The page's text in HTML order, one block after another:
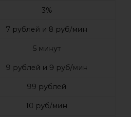
3%
7 рублей и 8 руб/мин
5 минут
9 рублей и 9 руб/мин
99 рублей
10 руб/мин